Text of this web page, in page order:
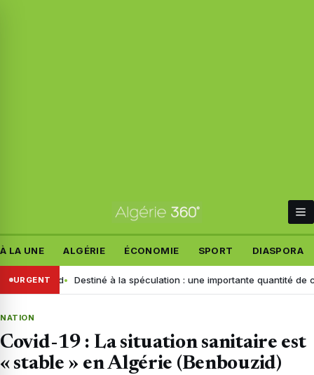
À LA UNE ALGÉRIE ÉCONOMIE SPORT DIASPORA
URGENTDestiné à la spéculation : une importante quantité de ce
NATION
Covid-19 : La situation sanitaire est
« stable » en Algérie (Benbouzid)